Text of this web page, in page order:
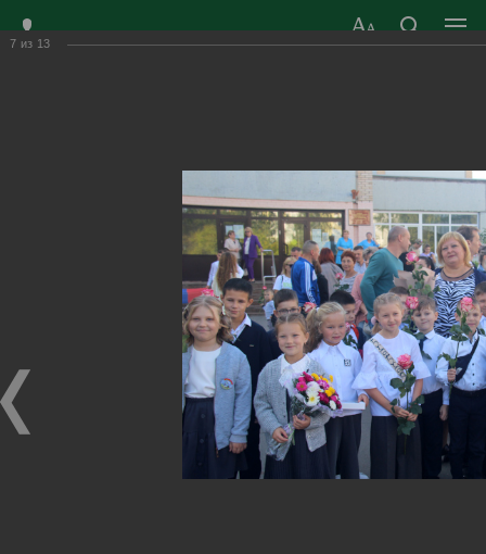
САМОУПРАВЛЕНИЯ
г. Радужный, 1 квартал, д.55
Адрес здания администрации
radugn@avo.ru
Электронная почта
Главная Фотогалерея › Новости
›
Снова в школу!
Снова в школу!
7 из 13